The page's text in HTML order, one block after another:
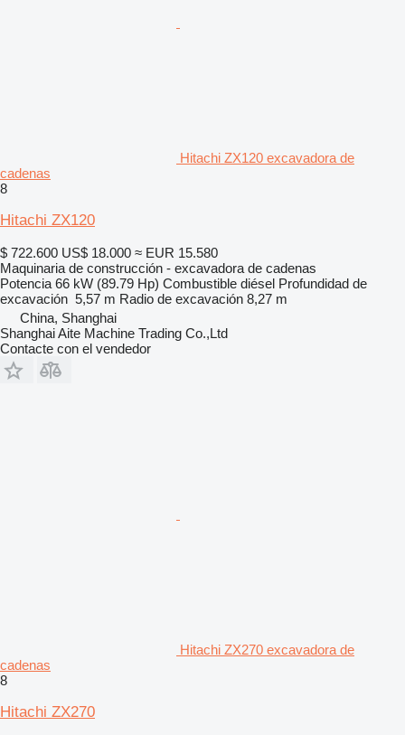
Hitachi ZX120 excavadora de
cadenas
8
Hitachi ZX120
$ 722.600 US$ 18.000 ≈ EUR 15.580
Maquinaria de construcción - excavadora de cadenas
Potencia 66 kW (89.79 Hp) Combustible diésel Profundidad de
excavación 5,57 m Radio de excavación 8,27 m
China, Shanghai
Shanghai Aite Machine Trading Co.,Ltd
Contacte con el vendedor
Hitachi ZX270 excavadora de
cadenas
8
Hitachi ZX270